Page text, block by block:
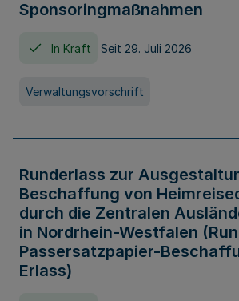
Sponsoringmaßnahmen
In Kraft Seit 29. Juli 2026
Verwaltungsvorschrift
Runderlass zur
Beschaffung von
durch die Zentralen
in Nordrhein-Westfalen
Passersatzpapier-
Erlass)